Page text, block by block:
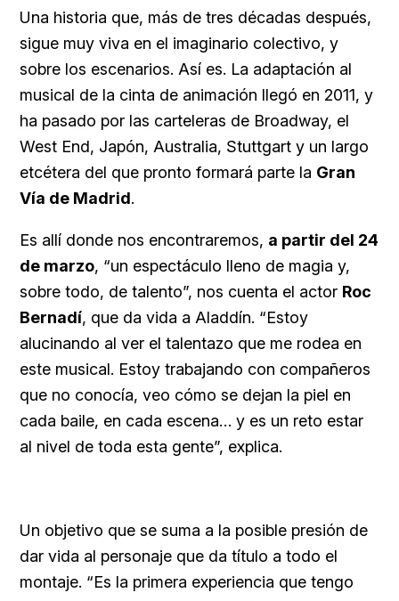
Una historia que, más de tres décadas después,
sigue muy viva en el imaginario colectivo, y
sobre los escenarios. Así es. La adaptación al
musical de la cinta de animación llegó en 2011, y
ha pasado por las carteleras de Broadway, el
West End, Japón, Australia, Stuttgart y un largo
etcétera del que pronto formará parte la Gran
Vía de Madrid.
Es allí donde nos encontraremos, a partir del 24
de marzo, “un espectáculo lleno de magia y,
sobre todo, de talento”, nos cuenta el actor Roc
Bernadí, que da vida a Aladdín. “Estoy
alucinando al ver el talentazo que me rodea en
este musical. Estoy trabajando con compañeros
que no conocía, veo cómo se dejan la piel en
cada baile, en cada escena… y es un reto estar
al nivel de toda esta gente”, explica.
Un objetivo que se suma a la posible presión de
dar vida al personaje que da título a todo el
montaje. “Es la primera experiencia que tengo